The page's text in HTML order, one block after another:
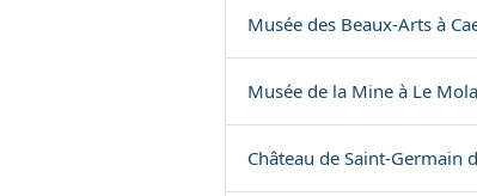
Musée des Beaux-Arts à
Musée de la Mine à Le
Château de Saint-Germain